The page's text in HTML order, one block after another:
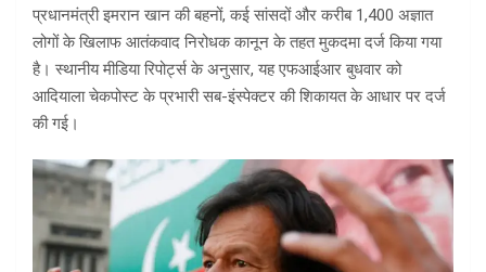
प्रधानमंत्रीइमरान खानकी बहनों, कई सांसदों और करीब 1,400 अज्ञात
लोगों के खिलाफ आतंकवाद निरोधक कानून के तहत मुकदमा दर्ज किया गया
है। स्थानीय मीडिया रिपोर्ट्स के अनुसार, यह एफआईआर बुधवार को
आदियाला चेकपोस्ट के प्रभारी सब-इंस्पेक्टर की शिकायत के आधार पर दर्ज
की गई।